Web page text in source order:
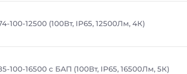
100-12500 (100Вт, IP65, 12500Лм, 4К)
100-16500 с БАП (100Вт, IP65, 16500Лм, 5К)